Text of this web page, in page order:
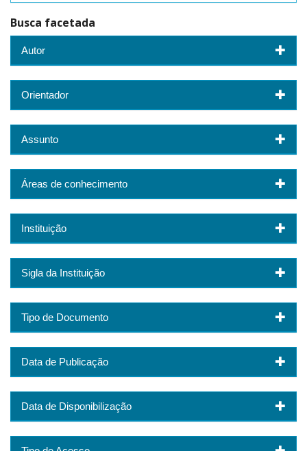
Busca facetada
Autor
Orientador
Assunto
Áreas de conhecimento
Instituição
Sigla da Instituição
Tipo de Documento
Data de Publicação
Data de Disponibilização